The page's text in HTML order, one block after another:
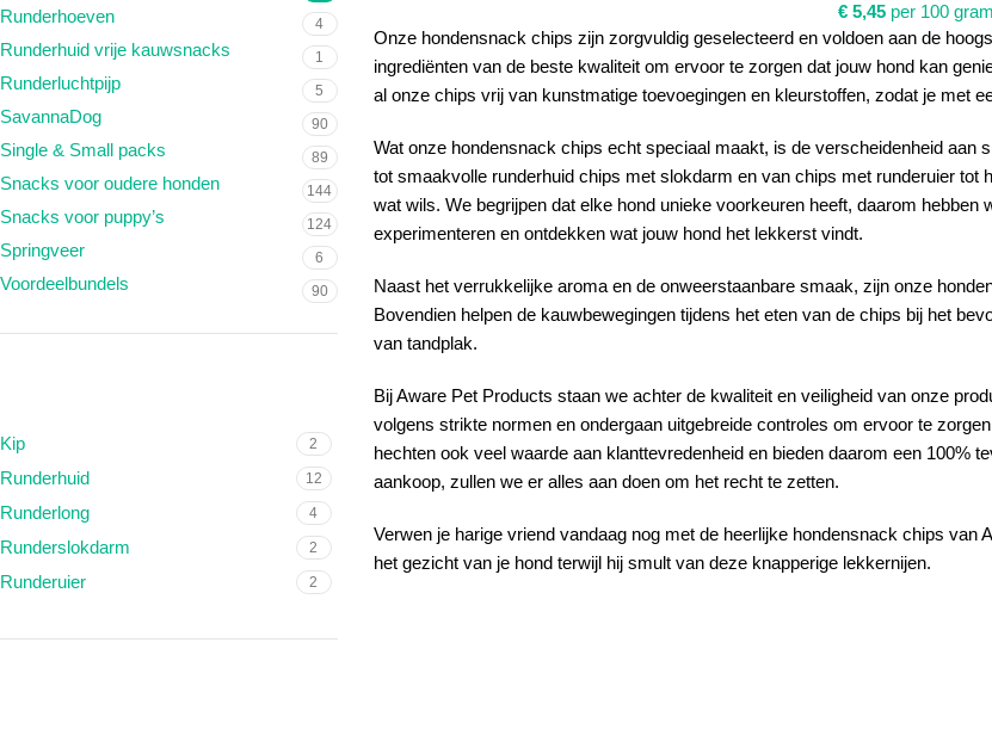
Runderhoeven 4
Runderhuid vrije kauwsnacks 1
Runderluchtpijp 5
SavannaDog 90
Single & Small packs 89
Snacks voor oudere honden 144
Snacks voor puppy’s 124
Springveer 6
Voordeelbundels 90
Kip 2
Runderhuid 12
Runderlong 4
Runderslokdarm 2
Runderuier 2
€5,45 per 100 gram
Onze hondensnack chips zijn zorgvuldig geselecteerd en voldoen aan de
ingrediënten van de beste kwaliteit om ervoor te zorgen dat jouw hond kan
al onze chips vrij van kunstmatige toevoegingen en kleurstoffen, zodat je met
Wat onze hondensnack chips echt speciaal maakt, is de verscheidenheid aan
tot smaakvolle runderhuid chips met slokdarm en van chips met runderuier tot
wat wils. We begrijpen dat elke hond unieke voorkeuren heeft, daarom
experimenteren en ontdekken wat jouw hond het lekkerst vindt.
Naast het verrukkelijke aroma en de onweerstaanbare smaak, zijn onze
Bovendien helpen de kauwbewegingen tijdens het eten van de chips bij het
van tandplak.
Bij Aware Pet Products staan we achter de kwaliteit en veiligheid van onze
volgens strikte normen en ondergaan uitgebreide controles om ervoor te
hechten ook veel waarde aan klanttevredenheid en bieden daarom een 100%
aankoop, zullen we er alles aan doen om het recht te zetten.
Verwen je harige vriend vandaag nog met de heerlijke hondensnack chips
het gezicht van je hond terwijl hij smult van deze knapperige lekkernijen.